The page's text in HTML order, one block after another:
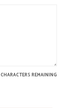
CHARACTERS REMAINING